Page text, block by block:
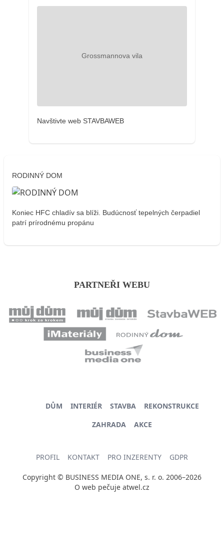
Navštivte web STAVBAWEB
RODINNÝ DOM
Koniec HFC chladív sa blíži. Budúcnosť tepelných čerpadiel
patrí prírodnému propánu
PARTNEŘI WEBU
DŮM INTERIÉR STAVBA
REKONSTRUKCE
ZAHRADA
AKCE
PROFIL KONTAKT PRO INZERENTY GDPR
Copyright © BUSINESS MEDIA ONE, s. r. o. 2006–2026